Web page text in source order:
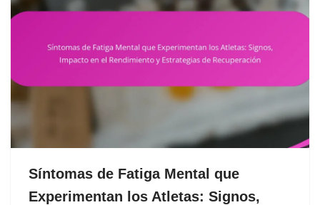
Síntomas de Fatiga Mental que
Experimentan los Atletas: Signos,